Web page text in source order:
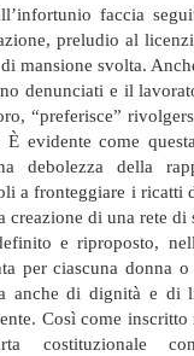
faccia
preludio al
mansione svolta.
denunciati e il
“preferisce”
evidente come
debolezza della
a fronteggiare i ricatti
di una rete di
e riproposto,
per ciascuna donna
anche di dignità e di
Così come
costituzionale